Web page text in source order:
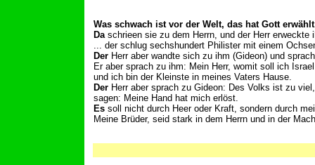
Was schwach ist vor der Welt, das hat Gott
Da schrieen sie zu dem Herrn, und der Herr
... der schlug sechshundert Philister mit einem
Der Herr aber wandte sich zu ihm (Gideon) und
Er aber sprach zu ihm: Mein Herr, womit soll ich
und ich bin der Kleinste in meines Vaters Hause.
Der Herr aber sprach zu Gideon: Des Volks ist zu
sagen: Meine Hand hat mich erlöst.
Es soll nicht durch Heer oder Kraft, sondern durch
Meine Brüder, seid stark in dem Herrn und in der